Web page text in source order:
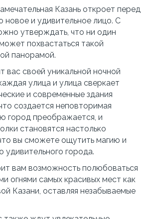
Казань откроет перед
новое и удивительное лицо. С
утверждать, что ни один
похвастаться такой
панорамой.
вас своей уникальной ночной
улица и улица сверкает
и современные здания
создается неповторимая
город преображается, и
становятся настолько
вы сможете ощутить магию и
удивительного города.
вам возможность полюбоваться
огнями самых красивых мест как
Казани, оставляя незабываемые